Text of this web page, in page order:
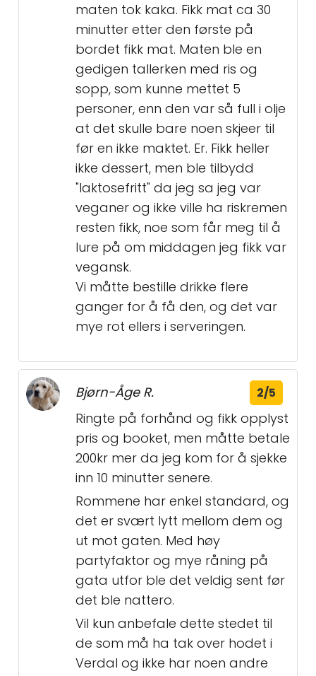
maten tok kaka. Fikk mat ca 30
minutter etter den første på
bordet fikk mat. Maten ble en
gedigen tallerken med ris og
sopp, som kunne mettet 5
personer, enn den var så full i olje
at det skulle bare noen skjeer til
før en ikke maktet. Er. Fikk heller
ikke dessert, men ble tilbydd
"laktosefritt" da jeg sa jeg var
veganer og ikke ville ha riskremen
resten fikk, noe som får meg til å
lure på om middagen jeg fikk var
vegansk.
Vi måtte bestille drikke flere
ganger for å få den, og det var
mye rot ellers i serveringen.
Bjørn-Åge R. 2/5
Ringte på forhånd og fikk opplyst
pris og booket, men måtte betale
200kr mer da jeg kom for å sjekke
inn 10 minutter senere.
Rommene har enkel standard, og
det er svært lytt mellom dem og
ut mot gaten. Med høy
partyfaktor og mye råning på
gata utfor ble det veldig sent før
det ble nattero.
Vil kun anbefale dette stedet til
de som må ha tak over hodet i
Verdal og ikke har noen andre